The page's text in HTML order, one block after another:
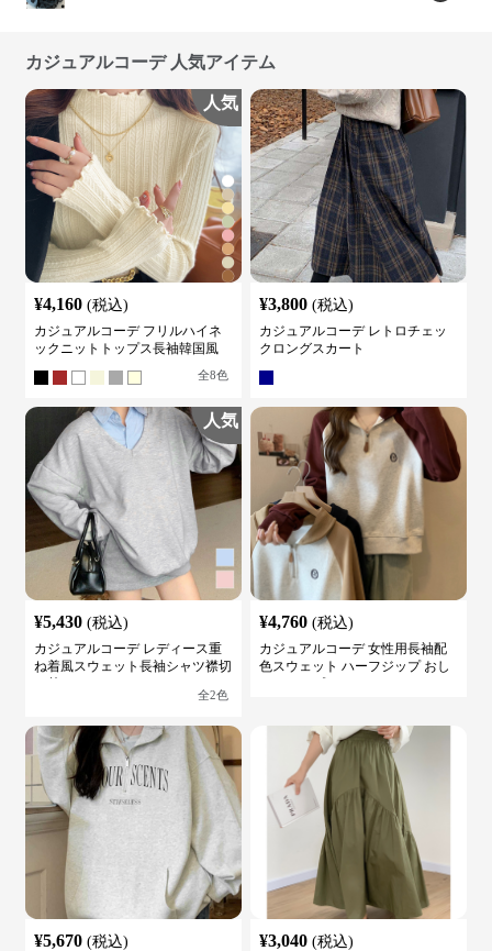
カジュアルコーデ 人気アイテム
人気
¥4,160 (税込)
カジュアルコーデ フリルハイネ
ックニットトップス長袖韓国風
全8色
¥3,800 (税込)
カジュアルコーデ レトロチェッ
クロングスカート
人気
¥5,430 (税込)
カジュアルコーデ レディース重
ね着風スウェット長袖シャツ襟切
全2色
¥4,760 (税込)
カジュアルコーデ 女性用長袖配
色スウェット ハーフジップ おし
¥5,670 (税込) ¥3,040 (税込)